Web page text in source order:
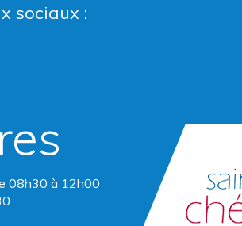
sociaux :
08h30 à 12h00